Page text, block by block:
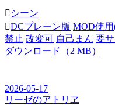
シーン
DCプレーン版 MOD使
禁止 改変可 自己まん 要サ
ダウンロード（2 MB）
2026-05-17
リーゼのアトリヱ